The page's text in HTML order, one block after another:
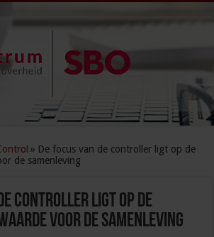
» De focus van de controller ligt op de
de samenleving
controller ligt op de
voor de samenleving